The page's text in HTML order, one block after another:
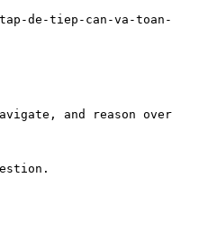
de-tiep-can-va-toan-
and reason over